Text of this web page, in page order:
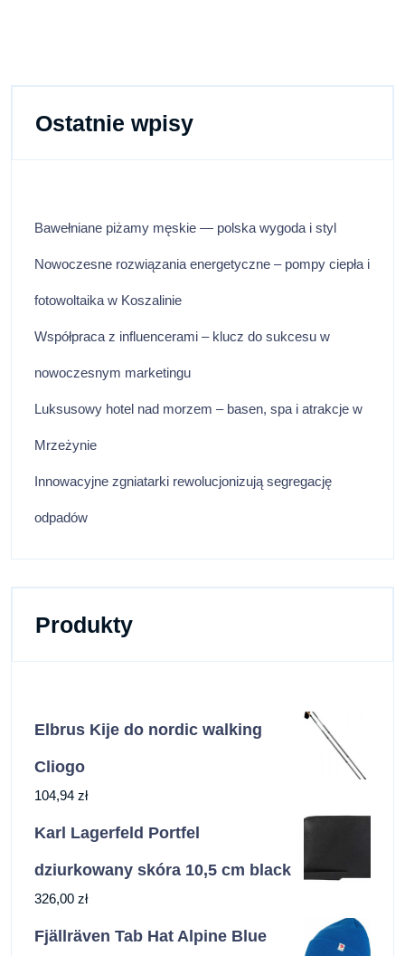
Ostatnie wpisy
Bawełniane piżamy męskie — polska wygoda i styl
Nowoczesne rozwiązania energetyczne – pompy ciepła i
fotowoltaika w Koszalinie
Współpraca z influencerami – klucz do sukcesu w
nowoczesnym marketingu
Luksusowy hotel nad morzem – basen, spa i atrakcje w
Mrzeżynie
Innowacyjne zgniatarki rewolucjonizują segregację
odpadów
Produkty
Elbrus Kije do nordic walking
Cliogo
104,94 zł
Karl Lagerfeld Portfel
dziurkowany skóra 10,5 cm black
326,00 zł
Fjällräven Tab Hat Alpine Blue